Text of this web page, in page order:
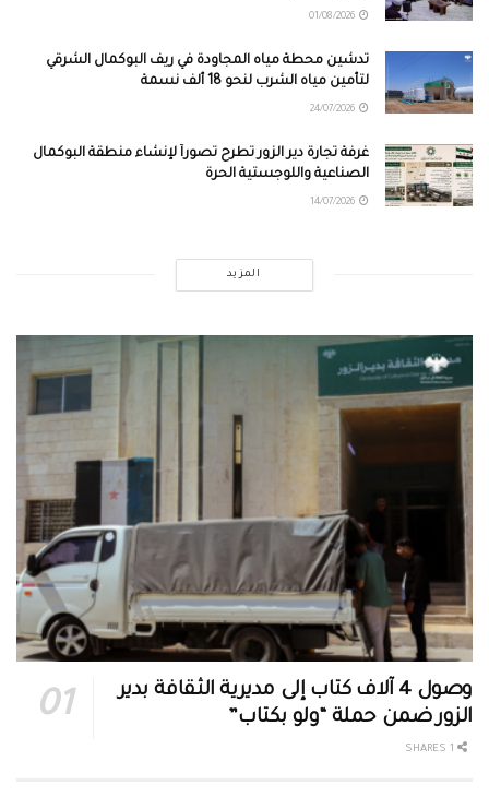
تدشين محطة مياه المجاودة في ريف البوكمال الشرقي
لتأمين مياه الشرب لنحو 18 ألف نسمة
غرفة تجارة دير الزور تطرح تصوراً لإنشاء منطقة البوكمال
الصناعية واللوجستية الحرة
المزيد
وصول 4 آلاف كتاب إلى مديرية الثقافة بدير
الزور ضمن حملة “ولو بكتاب”